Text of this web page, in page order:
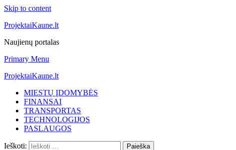
Skip to content
ProjektaiKaune.lt
Naujienų portalas
Primary Menu
ProjektaiKaune.lt
MIESTŲ ĮDOMYBĖS
FINANSAI
TRANSPORTAS
TECHNOLOGIJOS
PASLAUGOS
Ieškoti: